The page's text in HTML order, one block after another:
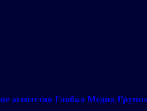
агентство Глобал Медиа